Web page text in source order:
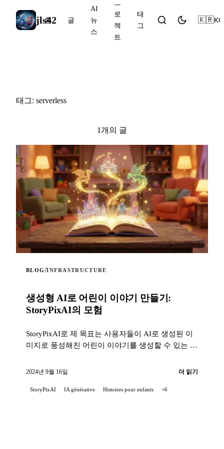
jls42
홈 글
AI
뉴
스
프
로
젝
트
태
그
🇰🇷KO
태그: serverless
1개의 글
BLOG/INFRASTRUCTURE
생성형 AI로 어린이 이야기 만들기:
StoryPixAI의 모험
StoryPixAI로 제 목표는 사용자들이 AI로 생성된 이
미지로 풍성해진 어린이 이야기를 생성할 수 있는 대
2024년 9월 16일 더 읽기
StoryPixAI IA générative Histoires pour enfants +6